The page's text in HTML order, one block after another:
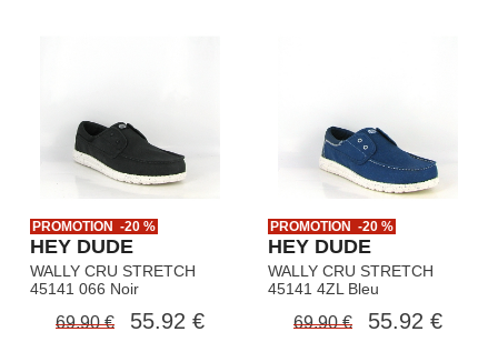
PROMOTION -20 %
HEY DUDE
WALLY CRU STRETCH
45141 066 Noir
69.90 € 55.92 €
PROMOTION -20 %
HEY DUDE
WALLY CRU STRETCH
45141 4ZL Bleu
69.90 € 55.92 €